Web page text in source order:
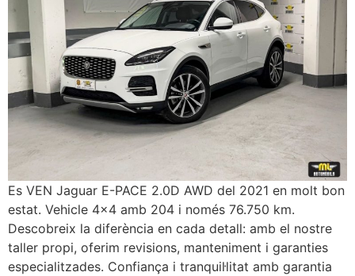
Es VEN Jaguar E-PACE 2.0D AWD del 2021 en molt bon
estat. Vehicle 4×4 amb 204 i només 76.750 km.
Descobreix la diferència en cada detall: amb el nostre
taller propi, oferim revisions, manteniment i garanties
especialitzades. Confiança i tranquil·litat amb garantia